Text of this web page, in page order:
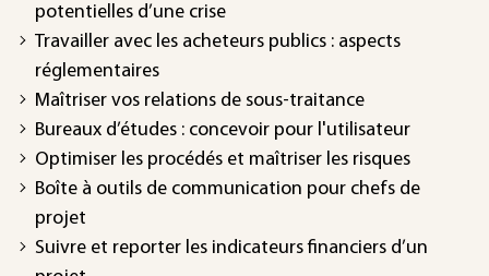
potentielles d’une crise
Travailler avec les acheteurs publics : aspects
réglementaires
Maîtriser vos relations de sous-traitance
Bureaux d’études : concevoir pour l'utilisateur
Optimiser les procédés et maîtriser les risques
Boîte à outils de communication pour chefs de
projet
Suivre et reporter les indicateurs financiers d’un